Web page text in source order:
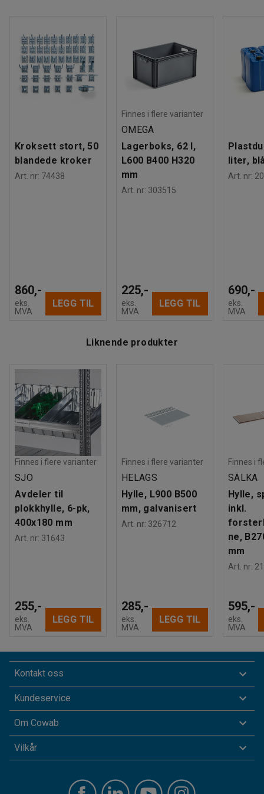
Kroksett stort, 50
blandede kroker
Art. nr: 74438
860,-
eks.
MVA
LEGG TIL
Finnes i flere varianter
OMEGA
Lagerboks, 62 l,
L600 B400 H320
mm
Art. nr: 303515
225,-
eks.
MVA
LEGG TIL
liter,
Art. nr:
690,-
eks.
MVA
Liknende produkter
Finnes i flere varianter
SJO
Avdeler til
plokkhylle, 6-pk,
400x180 mm
Art. nr: 31643
255,-
eks.
MVA
LEGG TIL
Finnes i flere varianter
HELAGS
Hylle, L900 B500
mm, galvanisert
Art. nr: 326712
285,-
eks.
MVA
LEGG TIL
Finnes i
SÄLKA
Hylle,
inkl.
ne,
mm
Art. nr:
595,-
eks.
MVA
Kontakt oss
Kundeservice
Om Cowab
Vilkår